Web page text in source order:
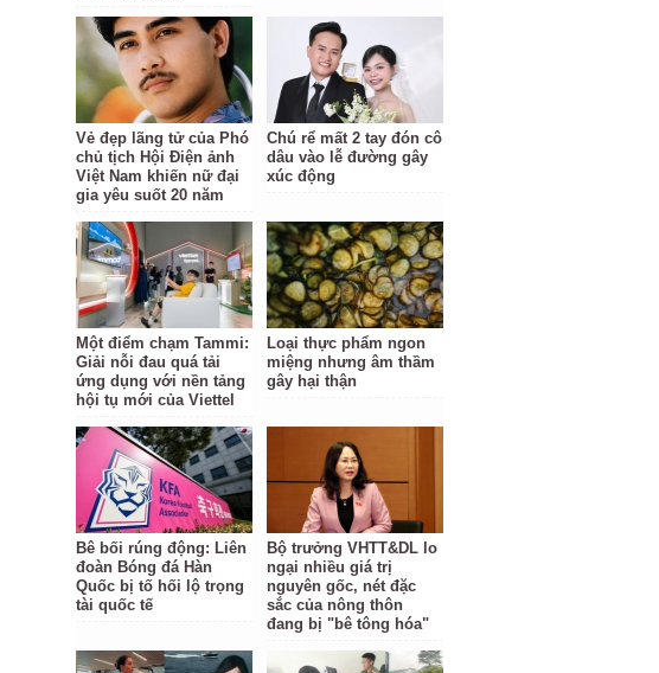
Vẻ đẹp lãng tử của Phó
chủ tịch Hội Điện ảnh
Việt Nam khiến nữ đại
gia yêu suốt 20 năm
Chú rể mất 2 tay đón cô
dâu vào lễ đường gây
xúc động
Một điểm chạm Tammi:
Giải nỗi đau quá tải
ứng dụng với nền tảng
hội tụ mới của Viettel
Loại thực phẩm ngon
miệng nhưng âm thầm
gây hại thận
Bê bối rúng động: Liên
đoàn Bóng đá Hàn
Quốc bị tố hối lộ trọng
tài quốc tế
Bộ trưởng VHTT&DL lo
ngại nhiều giá trị
nguyên gốc, nét đặc
sắc của nông thôn
đang bị "bê tông hóa"